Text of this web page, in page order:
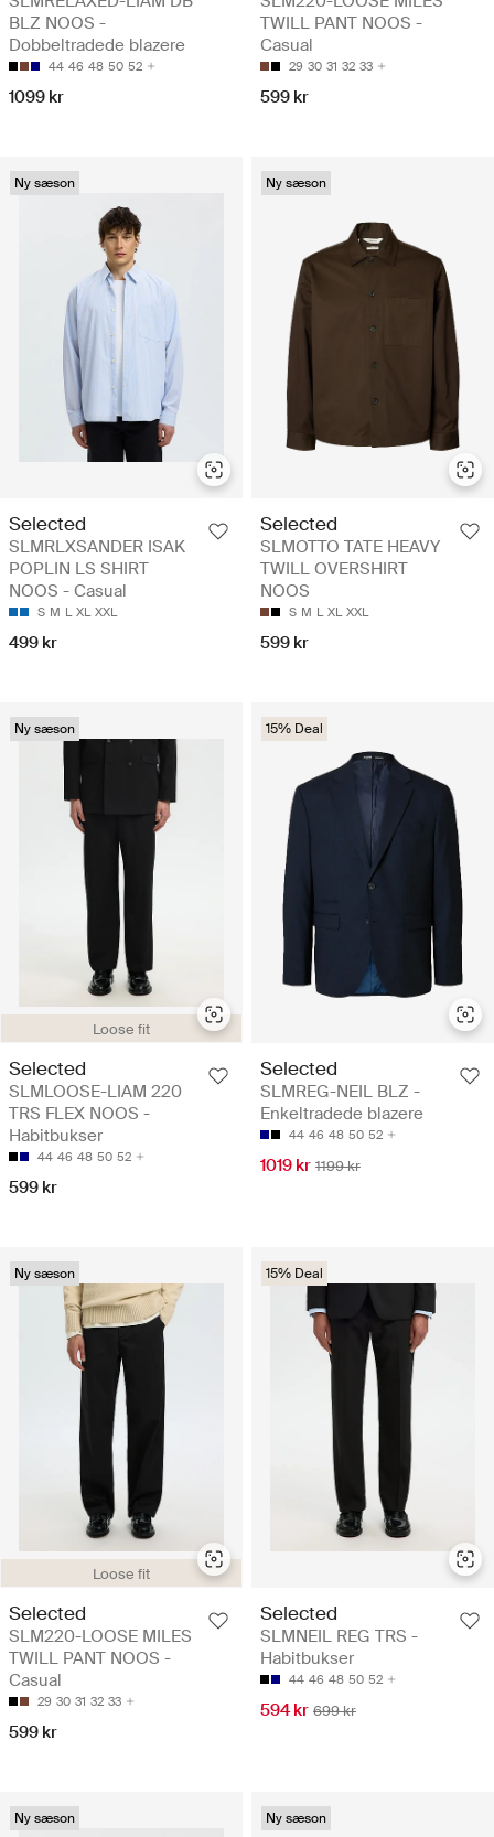
BLZ NOOS -
Dobbeltradede blazere
44 46 48 50 52
1099 kr
TWILL PANT NOOS -
Casual
29 30 31 32 33
599 kr
Ny sæson
Selected
SLMRLXSANDER ISAK
POPLIN LS SHIRT
NOOS - Casual
S M L XL XXL
499 kr
Ny sæson
Selected
SLMOTTO TATE HEAVY
TWILL OVERSHIRT
NOOS
S M L XL XXL
599 kr
Loose fit
Ny sæson
Selected
SLMLOOSE-LIAM 220
TRS FLEX NOOS -
Habitbukser
44 46 48 50 52
599 kr
15% Deal
Selected
SLMREG-NEIL BLZ -
Enkeltradede blazere
44 46 48 50 52
1019 kr 1199 kr
Loose fit
Ny sæson
Selected
SLM220-LOOSE MILES
TWILL PANT NOOS -
Casual
29 30 31 32 33
599 kr
15% Deal
Selected
SLMNEIL REG TRS -
Habitbukser
44 46 48 50 52
594 kr 699 kr
Ny sæson Ny sæson